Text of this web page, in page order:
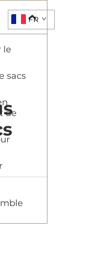
FR
le
sacs
de